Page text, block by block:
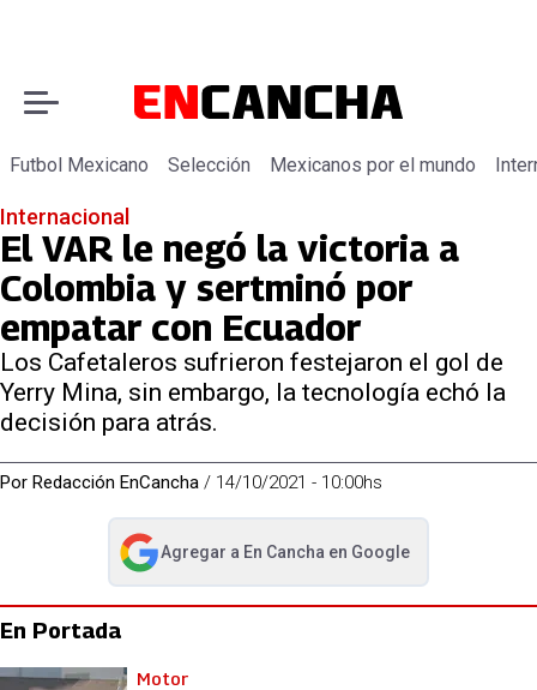
Futbol Mexicano Selección Mexicanos por el mundo
Internacional
El VAR le negó la victoria a
Colombia y sertminó por
empatar con Ecuador
Los Cafetaleros sufrieron festejaron el gol de
Yerry Mina, sin embargo, la tecnología echó la
decisión para atrás.
Por Redacción EnCancha / 14/10/2021 - 10:00hs
Agregar a En Cancha en Google
abre en nueva pestaña
En Portada
Motor